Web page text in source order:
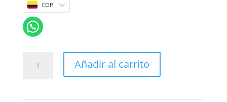
COP
Añadir al carrito